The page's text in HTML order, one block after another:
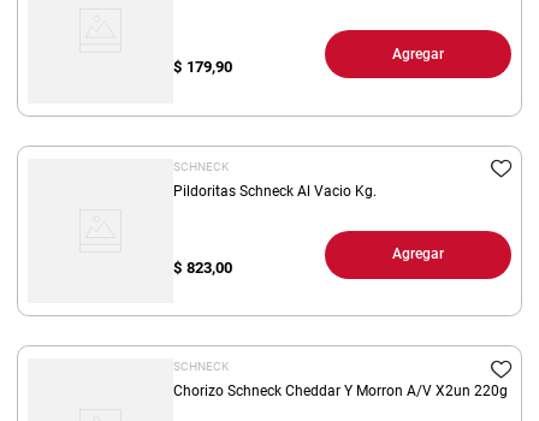
$ 179,90
Agregar
SCHNECK
Pildoritas Schneck Al Vacio Kg.
$ 823,00
Agregar
SCHNECK
Chorizo Schneck Cheddar Y Morron A/V X2un 220g